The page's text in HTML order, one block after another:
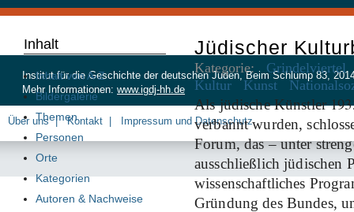
Jüdischer
Kategorie:
Grindelviertel
Kultur
Kunst
Als jüdische Künstler
verbannt wurden,
Forum, das – unter
ausschließlich jüdischen
wissenschaftliches
Gründung des Bundes,
Inhalt
Inhalt von A-Z
Bildergalerie
Themen
Personen
Orte
Kategorien
Autoren & Nachweise
Institut für die Geschichte der deutschen Juden, Beim Schlump 83,
Mehr Informationen: www.igdj-hh.de
Über uns Kontakt Impressum und Datenschutz